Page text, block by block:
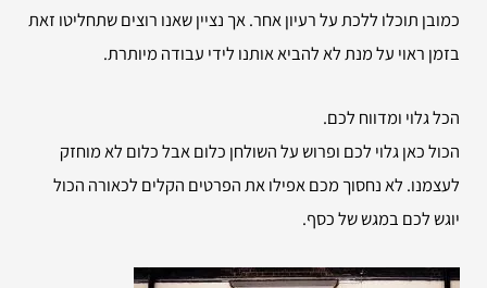
כמובן תוכלו ללכת על רעיון אחר. אך נציין שאנו רוצים שתחליטו זאת
בזמן ראוי על מנת לא להביא אותנו לידי עבודה מיותרת.
הכל גלוי ומדווח לכם.
הכול כאן גלוי לכם ופרוש על השולחן כלום אבל כלום לא מוחזק
לעצמנו. לא נחסוך מכם אפילו את הפרטים הקלים לכאורה הכול
יוגש לכם במגש של כסף.